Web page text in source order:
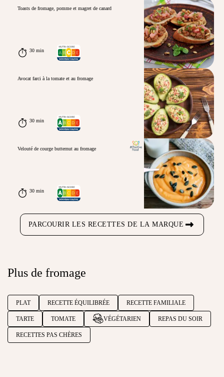
Toasts de fromage, pomme et magret de canard
30 min
Avocat farci à la tomate et au fromage
30 min
Velouté de courge butternut au fromage
30 min
PARCOURIR LES RECETTES DE LA MARQUE
Plus de fromage
PLAT RECETTE ÉQUILIBRÉE RECETTE FAMILIALE
TARTE TOMATE VÉGÉTARIEN REPAS DU SOIR
RECETTES PAS CHÈRES